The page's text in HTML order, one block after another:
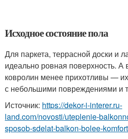
Исходное состояние пола
Для паркета, террасной доски и
идеально ровная поверхность. А
ковролин менее прихотливы —
с небольшими повреждениями и
Источник: https://dekor-i-interer.ru-
land.com/novosti/uteplenie-
sposob-sdelat-balkon-bolee-